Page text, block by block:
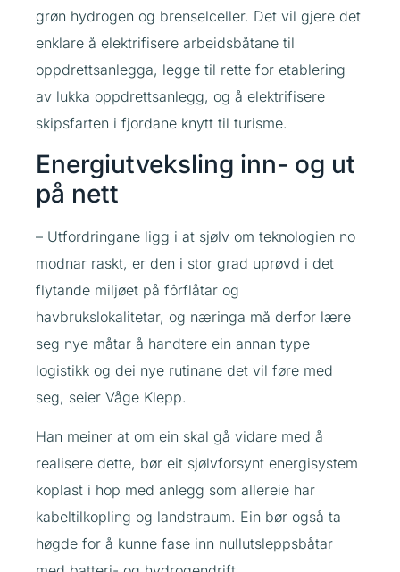
grøn hydrogen og brenselceller. Det vil gjere det
enklare å elektrifisere arbeidsbåtane til
oppdrettsanlegga, legge til rette for etablering
av lukka oppdrettsanlegg, og å elektrifisere
skipsfarten i fjordane knytt til turisme.
Energiutveksling inn- og ut
på nett
– Utfordringane ligg i at sjølv om teknologien no
modnar raskt, er den i stor grad uprøvd i det
flytande miljøet på fôrflåtar og
havbrukslokalitetar, og næringa må derfor lære
seg nye måtar å handtere ein annan type
logistikk og dei nye rutinane det vil føre med
seg, seier Våge Klepp.
Han meiner at om ein skal gå vidare med å
realisere dette, bør eit sjølvforsynt energisystem
koplast i hop med anlegg som allereie har
kabeltilkopling og landstraum. Ein bør også ta
høgde for å kunne fase inn nullutsleppsbåtar